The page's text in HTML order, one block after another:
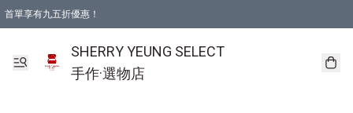
首單享有九五折優惠！
SHERRY YEUNG SELECT
手作·選物店